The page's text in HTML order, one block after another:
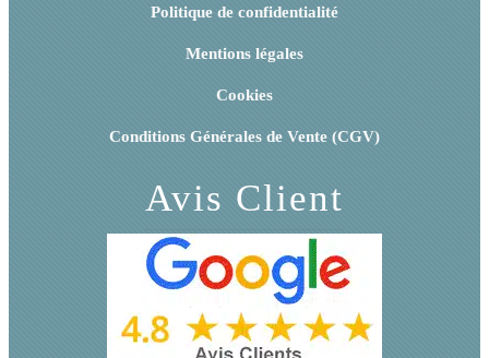
Politique de confidentialité
Mentions légales
Cookies
Conditions Générales de Vente (CGV)
Avis Client